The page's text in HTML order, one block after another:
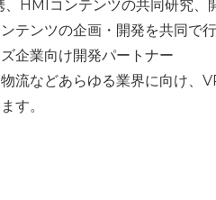
、HMIコンテンツの共同研究、
テンツの企画・開発を共同で行
企業向け開発パートナー
流などあらゆる業界に向け、
す。